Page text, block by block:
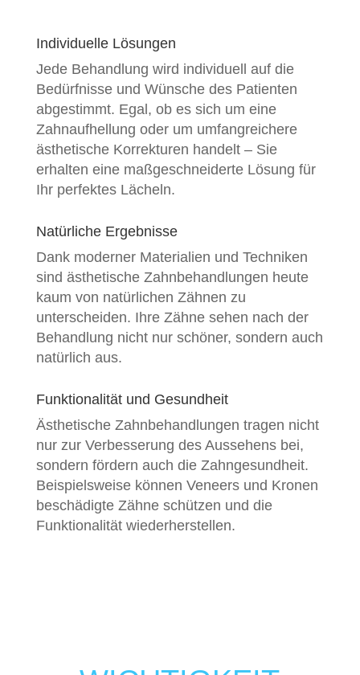
Individuelle Lösungen
Jede Behandlung wird individuell auf die
Bedürfnisse und Wünsche des Patienten
abgestimmt. Egal, ob es sich um eine
Zahnaufhellung oder um umfangreichere
ästhetische Korrekturen handelt – Sie
erhalten eine maßgeschneiderte Lösung für
Ihr perfektes Lächeln.
Natürliche Ergebnisse
Dank moderner Materialien und Techniken
sind ästhetische Zahnbehandlungen heute
kaum von natürlichen Zähnen zu
unterscheiden. Ihre Zähne sehen nach der
Behandlung nicht nur schöner, sondern auch
natürlich aus.
Funktionalität und Gesundheit
Ästhetische Zahnbehandlungen tragen nicht
nur zur Verbesserung des Aussehens bei,
sondern fördern auch die Zahngesundheit.
Beispielsweise können Veneers und Kronen
beschädigte Zähne schützen und die
Funktionalität wiederherstellen.